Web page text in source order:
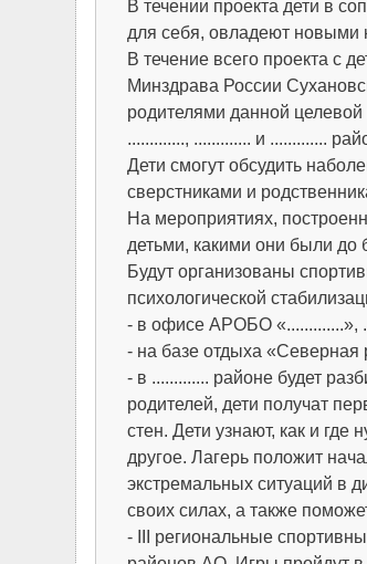
В течении проекта дети в
для себя, овладеют новыми
В течение всего проекта с
Минздрава России
родителями данной целевой
............., ............. и .............
Дети смогут обсудить
сверстниками и
На мероприятиях,
детьми, какими они были до
Будут организованы
психологической
- в офисе АРОБО «.............»,
- на базе отдыха «Северная
- в ............. районе будет
родителей, дети получат
стен. Дети узнают, как и где
другое. Лагерь положит
экстремальных ситуаций в
своих силах, а также
- III региональные